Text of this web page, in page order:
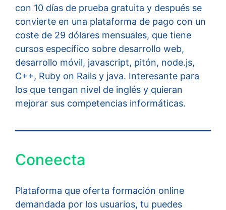
con 10 días de prueba gratuita y después se
convierte en una plataforma de pago con un
coste de 29 dólares mensuales, que tiene
cursos específico sobre desarrollo web,
desarrollo móvil, javascript, pitón, node.js,
C++, Ruby on Rails y java. Interesante para
los que tengan nivel de inglés y quieran
mejorar sus competencias informáticas.
Coneecta
Plataforma que oferta formación online
demandada por los usuarios, tu puedes